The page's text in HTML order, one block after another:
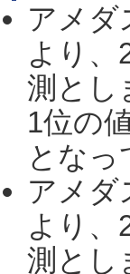
アメダ
より、
測とし
1位の
となっ
アメダ
より、
測とし